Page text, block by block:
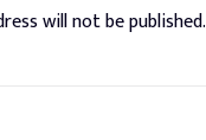
will not be published.